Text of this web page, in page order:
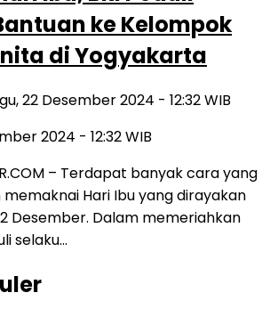
ke Kelompok
di Yogyakarta
22 Desember 2024 - 12:32 WIB
2024 - 12:32 WIB
– Terdapat banyak cara yang
Hari Ibu yang dirayakan
Desember. Dalam memeriahkan
selaku…